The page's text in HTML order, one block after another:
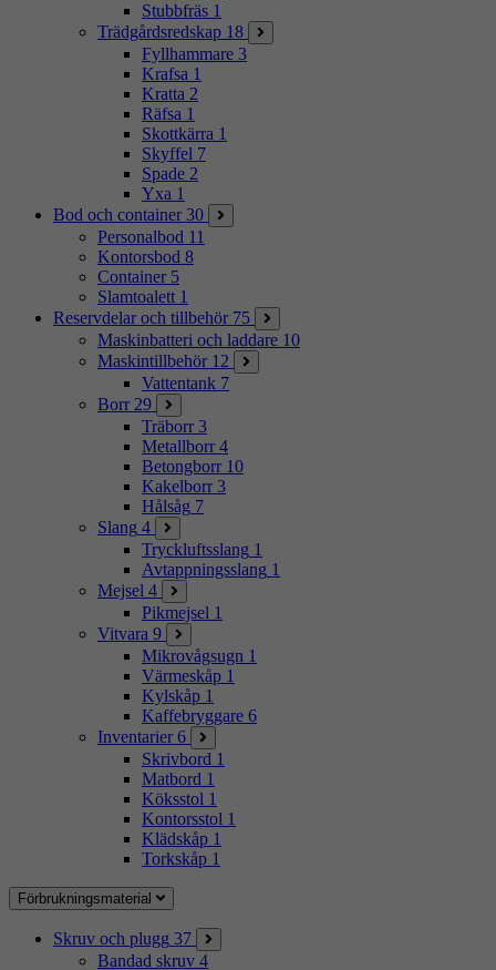
Stubbfräs 1
Trädgårdsredskap 18
Fyllhammare 3
Krafsa 1
Kratta 2
Räfsa 1
Skottkärra 1
Skyffel 7
Spade 2
Yxa 1
Bod och container 30
Personalbod 11
Kontorsbod 8
Container 5
Slamtoalett 1
Reservdelar och tillbehör 75
Maskinbatteri och laddare 10
Maskintillbehör 12
Vattentank 7
Borr 29
Träborr 3
Metallborr 4
Betongborr 10
Kakelborr 3
Hålsåg 7
Slang 4
Tryckluftsslang 1
Avtappningsslang 1
Mejsel 4
Pikmejsel 1
Vitvara 9
Mikrovågsugn 1
Värmeskåp 1
Kylskåp 1
Kaffebryggare 6
Inventarier 6
Skrivbord 1
Matbord 1
Köksstol 1
Kontorsstol 1
Klädskåp 1
Torkskåp 1
Förbrukningsmaterial
Skruv och plugg 37
Bandad skruv 4